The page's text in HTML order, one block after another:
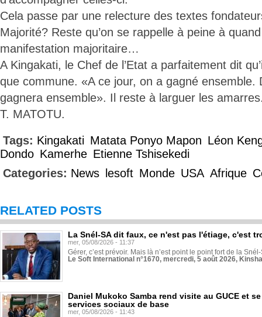
Cela passe par une relecture des textes
Majorité? Reste qu’on se rappelle à peine à
manifestation majoritaire…
A Kingakati, le Chef de l’Etat a parfaitement dit
que commune. «A ce jour, on a gagné ensemble.
gagnera ensemble». Il reste à larguer les
T. MATOTU.
Tags: Kingakati Matata Ponyo Mapon Léon
Dondo Kamerhe Etienne Tshisekedi
Categories: News lesoft Monde USA Afrique
RELATED POSTS
La Snél-SA dit faux, ce n'est pas l'étiage, c'est
mer, 05/08/2026 - 11:37
Gérer, c’est prévoir. Mais là n’est point le point fort de la
Le Soft International n°1670, mercredi, 5 août 2026,
Daniel Mukoko Samba rend visite au GUCE et
services sociaux de base
mer, 05/08/2026 - 11:43